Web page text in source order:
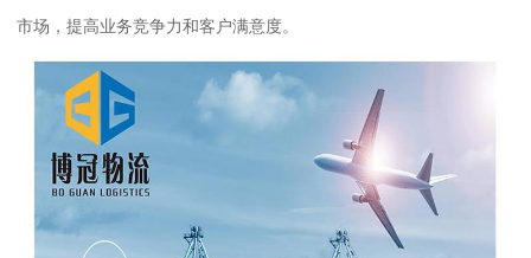
市场，提高业务竞争力和客户满意度。